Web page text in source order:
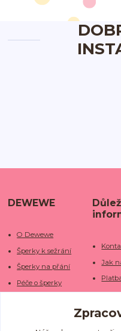
DEWEWE
O Dewewe
Šperky k sežrání
Šperky na přání
Péče o šperky
Kamenné obchody
Jak
Doba